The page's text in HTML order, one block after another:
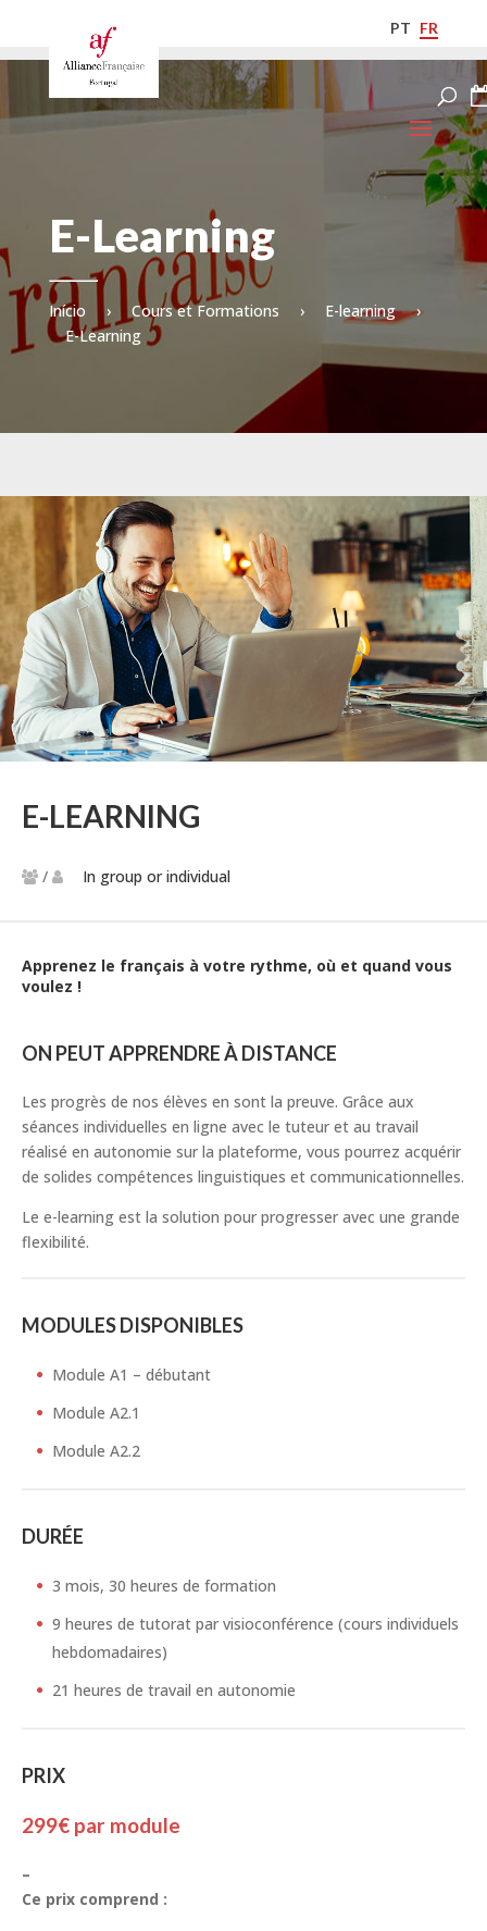
PT FR
E-Learning
Início › Cours et Formations › E-learning
›
E-Learning
E-LEARNING
/ In group or individual
Apprenez le français à votre rythme, où et quand vous
voulez !
ON PEUT APPRENDRE À DISTANCE
Les progrès de nos élèves en sont la preuve. Grâce aux
séances individuelles en ligne avec le tuteur et au travail
réalisé en autonomie sur la plateforme, vous pourrez acquérir
de solides compétences linguistiques et communicationnelles.
Le e-learning est la solution pour progresser avec une grande
flexibilité.
MODULES DISPONIBLES
Module A1 – débutant
Module A2.1
Module A2.2
DURÉE
3 mois, 30 heures de formation
9 heures de tutorat par visioconférence (cours individuels
hebdomadaires)
21 heures de travail en autonomie
PRIX
299€ par module
–
Ce prix comprend :